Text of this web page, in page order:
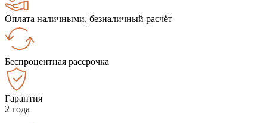
Оплата наличными, безналичный расчёт
Беспроцентная рассрочка
Гарантия
2 года